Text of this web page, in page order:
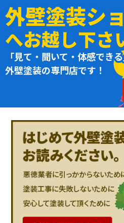
外壁塗装シ
へお越し下さ
「見て・聞いて・体感でき
外壁塗装の専門店です！